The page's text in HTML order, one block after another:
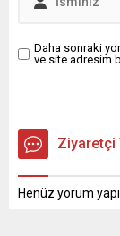
Daha sonraki
ve site adresim
Ziyaretçi
Henüz yorum